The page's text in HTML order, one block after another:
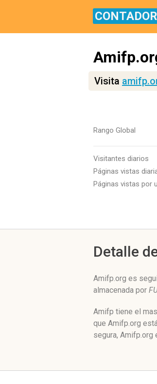
CONTADOR
Visita
Rango Global
Visitantes diarios
Páginas vistas
Páginas vistas por
Detalle
Amifp.org es
almacenada por
Amifp tiene el
que Amifp.org
segura, Amifp.org